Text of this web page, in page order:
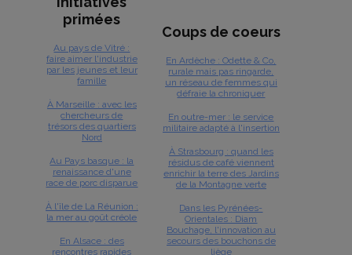
primées
Au pays de Vitré :
faire aimer l'industrie
par les jeunes et leur
famille
À Marseille : avec les
chercheurs de
trésors des quartiers
Nord
Au Pays basque : la
renaissance d'une
race de porc disparue
À l'île de La Réunion :
la mer au goût créole
En Alsace : des
rencontres rapides
Coups de coeurs
En Ardèche : Odette & Co,
rurale mais pas ringarde,
un réseau de femmes qui
défraie la chroniquer
En outre-mer : le service
militaire adapté à l'insertion
À Strasbourg : quand les
résidus de café viennent
enrichir la terre des Jardins
de la Montagne verte
Dans les Pyrénées-
Orientales : Diam
Bouchage, l'innovation au
secours des bouchons de
liège